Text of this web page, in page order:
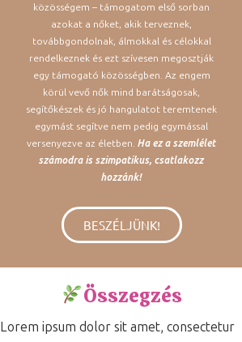
közösségem – támogatom első sorban
azokat a nőket, akik terveznek,
továbbgondolnak, álmokkal és célokkal
rendelkeznek és ezt szívesen megosztják
egy támogató közösségben. Az engem
körül vevő nők mind barátságosak,
segítőkészek és jó hangulatot teremtenek
egymást segítve nem pedig egymással
versenyezve az életben. Ha ez a szemlélet
számodra is szimpatikus, csatlakozz
hozzánk!
BESZÉLJÜNK!
Összegzés
Lorem ipsum dolor sit amet, consectetur